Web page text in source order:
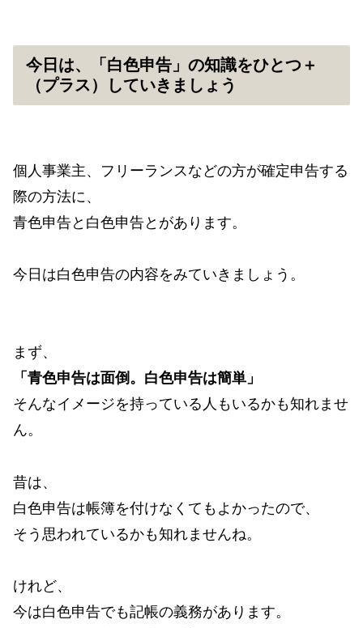
今日は、「白色申告」の知識をひとつ＋
（プラス）していきましょう
個人事業主、フリーランスなどの方が確定申告する
際の方法に、
青色申告と白色申告とがあります。
今日は白色申告の内容をみていきましょう。
まず、
「青色申告は面倒。白色申告は簡単」
そんなイメージを持っている人もいるかも知れませ
ん。
昔は、
白色申告は帳簿を付けなくてもよかったので、
そう思われているかも知れませんね。
けれど、
今は白色申告でも記帳の義務があります。